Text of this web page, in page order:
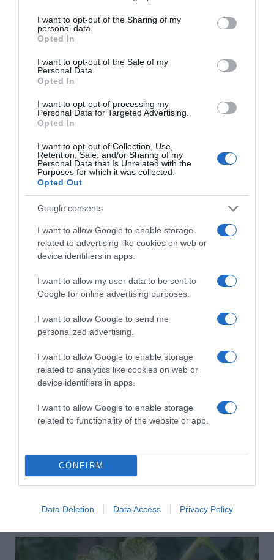
not limited to your visit or usage behaviour. You may click to
grant or deny consent to Google and its third-party tags to
use your data for below specified purposes in below Google
consent section.
I want to opt-out of the Sharing of my
personal data.
Opted In
I want to opt-out of the Sale of my
Personal Data.
Opted In
I want to opt-out of processing my
Personal Data for Targeted Advertising.
Opted In
I want to opt-out of Collection, Use,
Retention, Sale, and/or Sharing of my
Personal Data that Is Unrelated with the
Purposes for which it was collected.
Opted Out
Google consents
I want to allow Google to enable storage
related to advertising like cookies on web or
device identifiers in apps.
I want to allow my user data to be sent to
Google for online advertising purposes.
I want to allow Google to send me
personalized advertising.
I want to allow Google to enable storage
related to analytics like cookies on web or
device identifiers in apps.
I want to allow Google to enable storage
related to functionality of the website or app.
CONFIRM
Data Deletion Data Access Privacy Policy
ki tudhatja? Lehet, hogy még egy év sem telik el, és rálelsz
álmaid férfijára, aki tényleg feleségül vesz! Az pedig
igazán nem tűnik sok időnek.
Pinterest
Címkék: párkapcsolat,tanácsok
Korábbi bejegyzések Következő bejegyzés
HASONLÓ BEJEGYZÉSEK
2026-08-08.